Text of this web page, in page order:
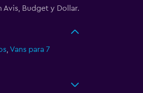
Avis, Budget y Dollar.
, Vans para 7